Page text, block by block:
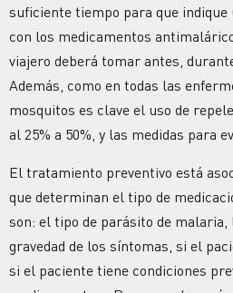
suficiente tiempo para que
con los medicamentos
viajero deberá tomar antes,
Además, como en todas las
mosquitos es clave el uso de
al 25% a 50%, y las medidas para
El tratamiento preventivo está
que determinan el tipo de
son: el tipo de parásito de malaria,
gravedad de los síntomas, si el
si el paciente tiene condiciones